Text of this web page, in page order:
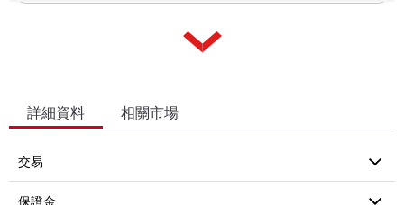
詳細資料 相關市場